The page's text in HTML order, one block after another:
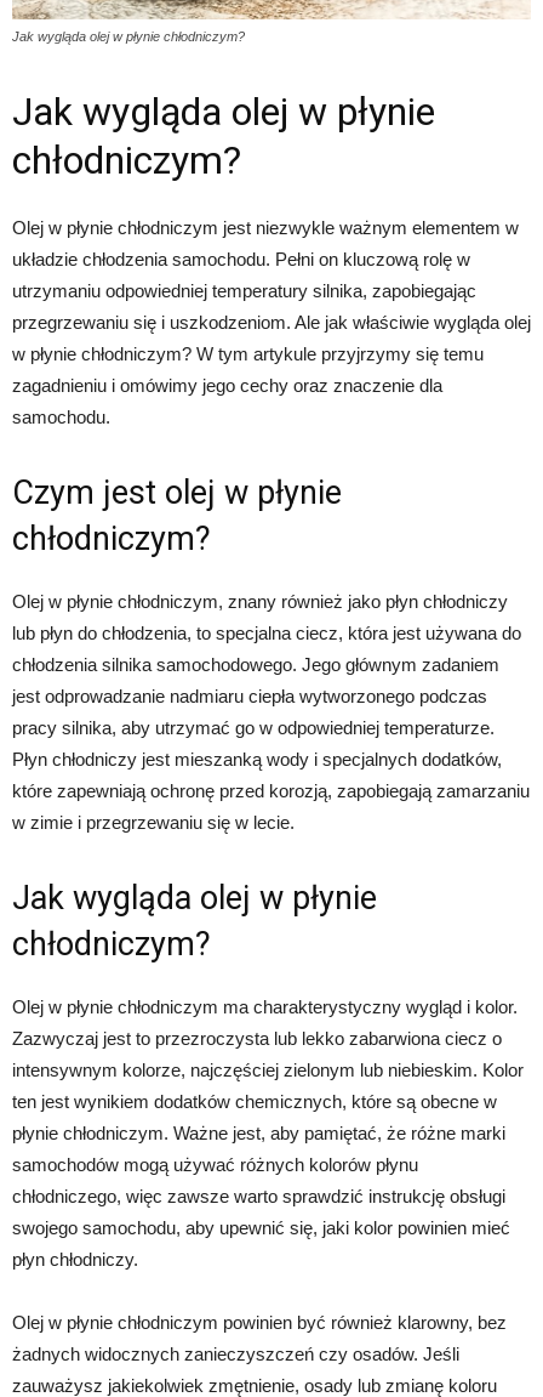
Jak wygląda olej w płynie chłodniczym?
Jak wygląda olej w płynie
chłodniczym?
Olej w płynie chłodniczym jest niezwykle ważnym elementem w
układzie chłodzenia samochodu. Pełni on kluczową rolę w
utrzymaniu odpowiedniej temperatury silnika, zapobiegając
przegrzewaniu się i uszkodzeniom. Ale jak właściwie wygląda olej
w płynie chłodniczym? W tym artykule przyjrzymy się temu
zagadnieniu i omówimy jego cechy oraz znaczenie dla
samochodu.
Czym jest olej w płynie
chłodniczym?
Olej w płynie chłodniczym, znany również jako płyn chłodniczy
lub płyn do chłodzenia, to specjalna ciecz, która jest używana do
chłodzenia silnika samochodowego. Jego głównym zadaniem
jest odprowadzanie nadmiaru ciepła wytworzonego podczas
pracy silnika, aby utrzymać go w odpowiedniej temperaturze.
Płyn chłodniczy jest mieszanką wody i specjalnych dodatków,
które zapewniają ochronę przed korozją, zapobiegają zamarzaniu
w zimie i przegrzewaniu się w lecie.
Jak wygląda olej w płynie
chłodniczym?
Olej w płynie chłodniczym ma charakterystyczny wygląd i kolor.
Zazwyczaj jest to przezroczysta lub lekko zabarwiona ciecz o
intensywnym kolorze, najczęściej zielonym lub niebieskim. Kolor
ten jest wynikiem dodatków chemicznych, które są obecne w
płynie chłodniczym. Ważne jest, aby pamiętać, że różne marki
samochodów mogą używać różnych kolorów płynu
chłodniczego, więc zawsze warto sprawdzić instrukcję obsługi
swojego samochodu, aby upewnić się, jaki kolor powinien mieć
płyn chłodniczy.
Olej w płynie chłodniczym powinien być również klarowny, bez
żadnych widocznych zanieczyszczeń czy osadów. Jeśli
zauważysz jakiekolwiek zmętnienie, osady lub zmianę koloru